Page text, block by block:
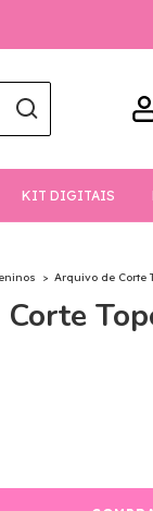
KIT DIGITAIS
> Arquivo de Corte